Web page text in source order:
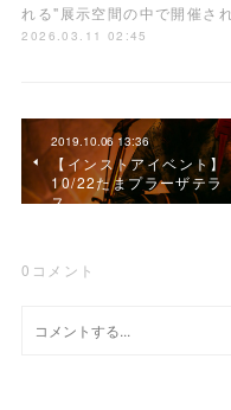
れる"展示空間の中で開催さ
2026.03.11 02:45
2019.10.06 13:36
【インストアイベント】
10/22たまプラーザテラ
ス
0 コメント